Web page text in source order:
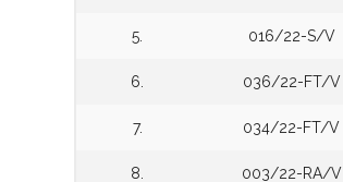
5. 016/22-S/V
6. 036/22-FT/V
7. 034/22-FT/V
8. 003/22-RA/V